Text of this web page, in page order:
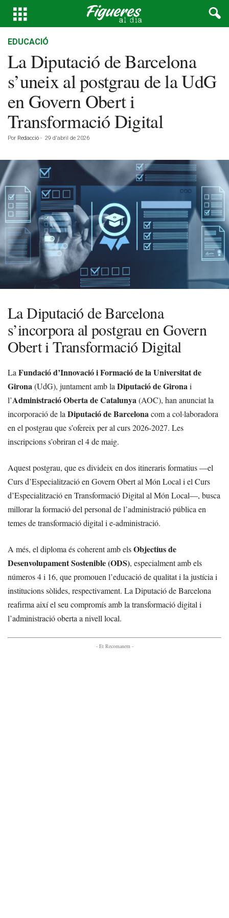
EDUCACIÓ
La Diputació de Barcelona
s’uneix al postgrau de la UdG
en Govern Obert i
Transformació Digital
Por Redacció - 29 d'abril de 2026
La Diputació de Barcelona
s’incorpora al postgrau en Govern
Obert i Transformació Digital
La Fundació d’Innovació i Formació de la Universitat de
Girona(UdG), juntament amb la Diputació de Gironai
l’Administració Oberta de Catalunya(AOC), han anunciat la
incorporació de la Diputació de Barcelonacom a col·laboradora
en el postgrau que s’ofereix per al curs 2026-2027. Les
inscripcions s’obriran el 4 de maig.
Aquest postgrau, que es divideix en dos itineraris formatius —el
Curs d’Especialització en Govern Obert al Món Local i el Curs
d’Especialització en Transformació Digital al Món Local—, busca
millorar la formació del personal de l’administració pública en
temes de transformació digital i e-administració.
A més, el diploma és coherent amb elsObjectius de
Desenvolupament Sostenible (ODS), especialment amb els
números 4 i 16, que promouen l’educació de qualitat i la justícia i
institucions sòlides, respectivament. La Diputació de Barcelona
reafirma així el seu compromís amb la transformació digital i
l’administració oberta a nivell local.
- Et Recomanem -